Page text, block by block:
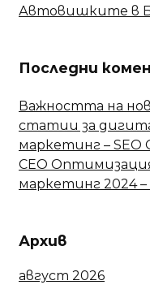
Автовишките в
Последни
Важността на
статии за
маркетинг – SEO
СЕО
маркетинг 2024
Архив
август 2026